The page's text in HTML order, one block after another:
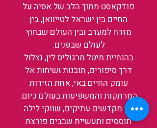
פודקאסט מתוך הלב של אסיה על
החיים בין ישראל לטייוואן, בין
מזרח למערב ובין העולם שבחוץ
לעולם שבפנים.
בהנחיית מיטל מרגוליס לין, נצלול
דרך סיפורים, תובנות ושיחות אל
עומק החיים באי, אחת הזירות
המרתקות והמשפיעות בעולם כיום.
בין מקדשים עתיקים, שווקי לילה
תוססים ותעשיית שבבים פורצת